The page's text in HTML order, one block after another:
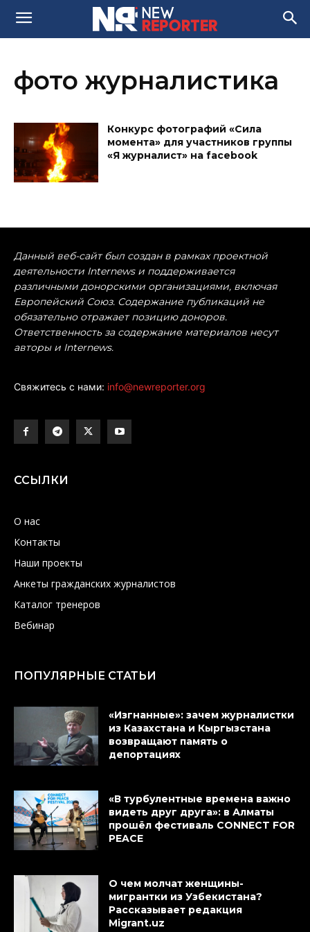
фото журналистика
Конкурс фотографий «Сила
момента» для участников группы
«Я журналист» на facebook
Данный веб-сайт был создан в рамках проектной
деятельности Internews и поддерживается
различными донорскими организациями, включая
Европейский Союз. Содержание публикаций не
обязательно отражает позицию доноров.
Ответственность за содержание материалов несут
авторы и Internews.
Свяжитесь с нами: info@newreporter.org
ССЫЛКИ
О нас
Контакты
Наши проекты
Анкеты гражданских журналистов
Каталог тренеров
Вебинар
ПОПУЛЯРНЫЕ СТАТЬИ
«Изгнанные»: зачем журналистки
из Казахстана и Кыргызстана
возвращают память о
депортациях
«В турбулентные времена важно
видеть друг друга»: в Алматы
прошёл фестиваль CONNECT FOR
PEACE
О чем молчат женщины-
мигрантки из Узбекистана?
Рассказывает редакция
Migrant.uz